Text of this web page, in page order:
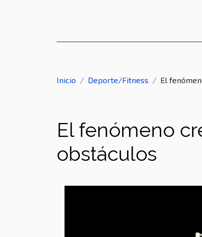
Inicio Deporte/Fitness El
El fenómeno
obstáculos